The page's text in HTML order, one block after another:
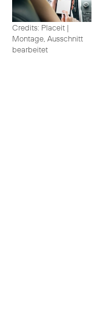
Credits: Placeit |
Montage, Ausschnitt
bearbeitet